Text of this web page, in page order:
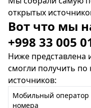
открытых
Вот что мы
+998 33 005
Ниже
смогли получить
источников:
Мобильный оператор
номера